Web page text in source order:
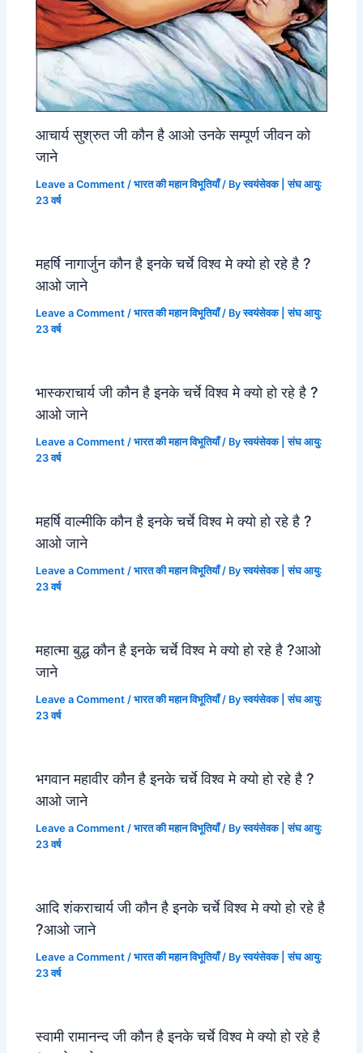
आचार्य सुश्रुत जी कौन है आओ उनके सम्पूर्ण जीवन को
जाने
Leave a Comment /भारत की महान विभूतियाँ/ Byस्वयंसेवक | संघ आयु:
23 वर्ष
महर्षि नागार्जुन कौन है इनके चर्चे विश्व मे क्यो हो रहे है ?
आओ जाने
Leave a Comment /भारत की महान विभूतियाँ/ Byस्वयंसेवक | संघ आयु:
23 वर्ष
भास्कराचार्य जी कौन है इनके चर्चे विश्व मे क्यो हो रहे है ?
आओ जाने
Leave a Comment /भारत की महान विभूतियाँ/ Byस्वयंसेवक | संघ आयु:
23 वर्ष
महर्षि वाल्मीकि कौन है इनके चर्चे विश्व मे क्यो हो रहे है ?
आओ जाने
Leave a Comment /भारत की महान विभूतियाँ/ Byस्वयंसेवक | संघ आयु:
23 वर्ष
महात्मा बुद्ध कौन है इनके चर्चे विश्व मे क्यो हो रहे है ?आओ
जाने
Leave a Comment /भारत की महान विभूतियाँ/ Byस्वयंसेवक | संघ आयु:
23 वर्ष
भगवान महावीर कौन है इनके चर्चे विश्व मे क्यो हो रहे है ?
आओ जाने
Leave a Comment /भारत की महान विभूतियाँ/ Byस्वयंसेवक | संघ आयु:
23 वर्ष
आदि शंकराचार्य जी कौन है इनके चर्चे विश्व मे क्यो हो रहे है
?आओ जाने
Leave a Comment /भारत की महान विभूतियाँ/ Byस्वयंसेवक | संघ आयु:
23 वर्ष
स्वामी रामानन्द जी कौन है इनके चर्चे विश्व मे क्यो हो रहे है